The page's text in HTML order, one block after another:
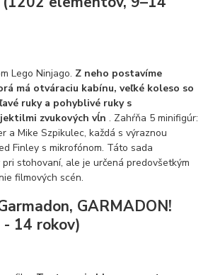
Lego Ninjago. Z neho postavíme
má otváraciu kabínu, veľké koleso so
ruky a pohyblivé ruky s
zvukových vĺn. Zahŕňa 5 minifigúr:
a Mike Szpikulec, každá s výraznou
Finley s mikrofónom. Táto sada
stohovaní, ale je určená predovšetkým
filmových scén.
GARMADON!
14 rokov)